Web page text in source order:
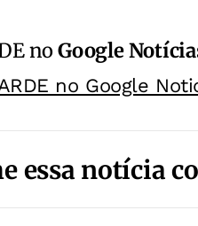
noGoogle
no Google
essa notícia